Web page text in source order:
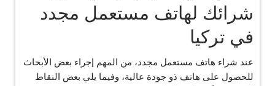
شرائك لهاتف مستعمل مجدد
في تركيا
عند شراء هاتف مستعمل مجدد، من المهم إجراء بعض الأبحاث
للحصول على هاتف ذو جودة عالية، وفيما يلي بعض النقاط